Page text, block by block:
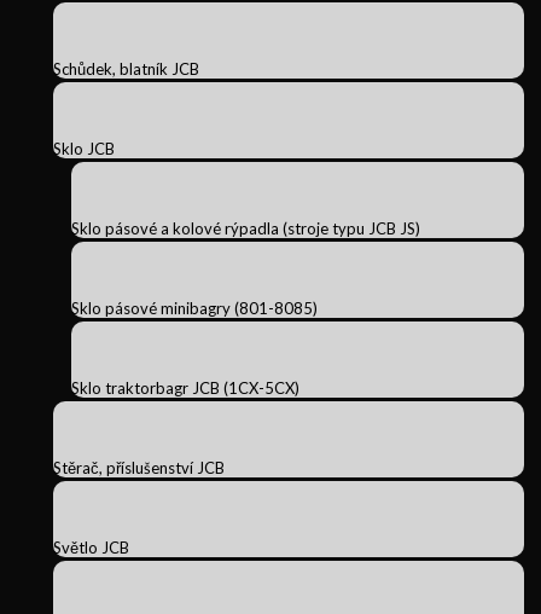
Schůdek, blatník JCB
Sklo JCB
Sklo pásové a kolové rýpadla (stroje typu JCB JS)
Sklo pásové minibagry (801-8085)
Sklo traktorbagr JCB (1CX-5CX)
Stěrač, příslušenství JCB
Světlo JCB